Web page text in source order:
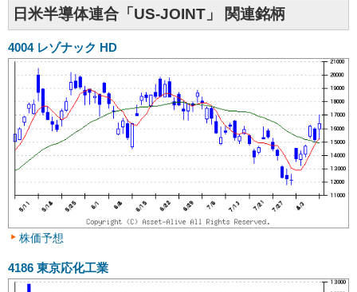
日米半導体連合「US-JOINT」 関連銘柄
4004 レゾナック HD
株価予想
4186 東京応化工業